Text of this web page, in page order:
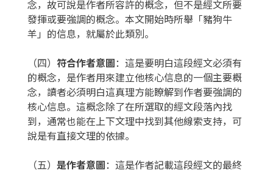
念，故可說是作者所容許的概念，但不是經文所要
發揮或要強調的概念。本文開始時所舉「豬狗牛
羊」的信息，就屬於此類別。
（四） 符合作者意圖：這是要明白這段經文必須有
的概念，是作者用來建立他核心信息的一個主要概
念，讀者必須明白這真理方能瞭解到作者要強調的
核心信息。這概念除了在所選取的經文段落內找
到，通常也能在上下文理中找到其他線索支持，可
說是有直接文理的依據。
（五） 是作者意圖：這是作者記載這段經文的最終